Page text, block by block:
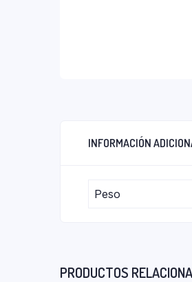
INFORMACIÓN
Peso
PRODUCTOS